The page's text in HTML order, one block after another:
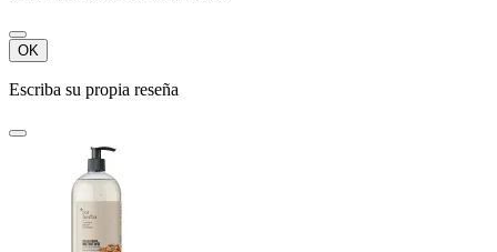
OK
Escriba su propia reseña